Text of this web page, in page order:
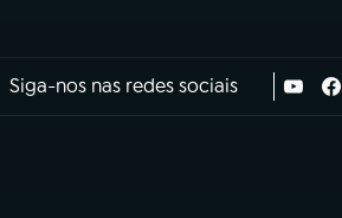
Siga-nos nas redes sociais